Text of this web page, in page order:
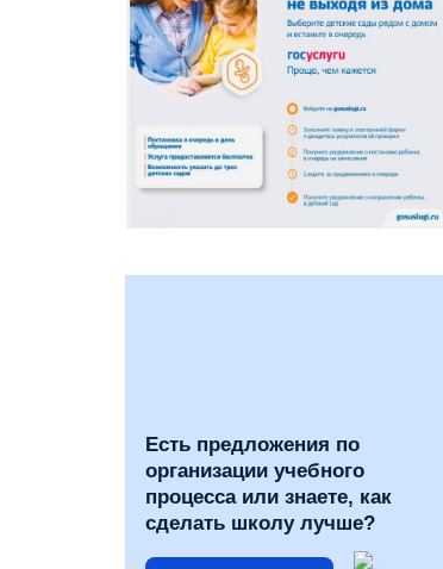
Есть предложения по
организации учебного
процесса или знаете, как
сделать школу лучше?